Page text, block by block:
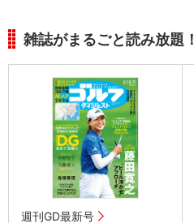
雑誌がまるごと読み放題！
週刊GD最新号